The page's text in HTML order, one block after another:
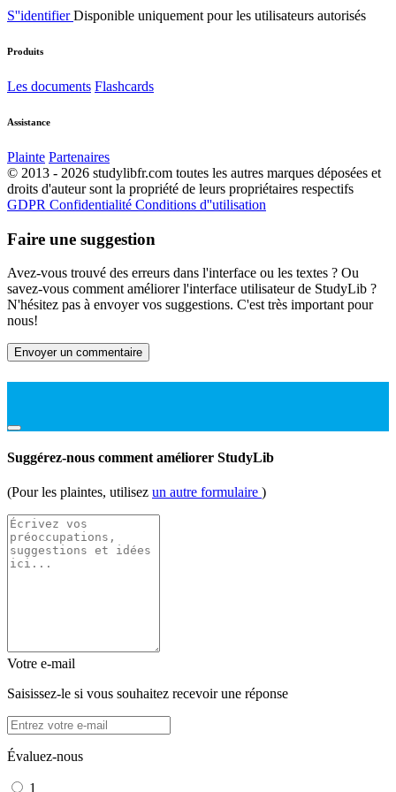
S''identifierDisponible uniquement pour les utilisateurs autorisés
Produits
Les documents Flashcards
Assistance
Plainte Partenaires
© 2013 - 2026 studylibfr.com toutes les autres marques déposées et
droits d'auteur sont la propriété de leurs propriétaires respectifs
GDPR Confidentialité Conditions d''utilisation
Faire une suggestion
Avez-vous trouvé des erreurs dans l'interface ou les textes ? Ou
savez-vous comment améliorer l'interface utilisateur de StudyLib ?
N'hésitez pas à envoyer vos suggestions. C'est très important pour
nous!
Envoyer un commentaire
Suggérez-nous comment améliorer StudyLib
(Pour les plaintes, utilisez un autre formulaire )
Votre e-mail
Saisissez-le si vous souhaitez recevoir une réponse
Évaluez-nous
1